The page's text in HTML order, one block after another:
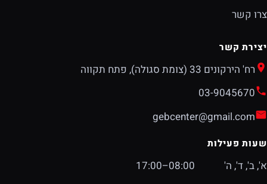
צרו קשר
יצירת קשר
רח' הירקונים 33 (צומת סגולה), פתח תקווה
03-9045670
gebcenter@gmail.com
שעות פעילות
א', ב', ד', ה'
08:00–17:00